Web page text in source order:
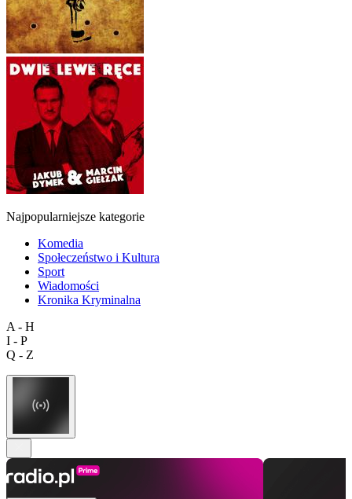
Najpopularniejsze kategorie
Komedia
Społeczeństwo i Kultura
Sport
Wiadomości
Kronika Kryminalna
A - H
I - P
Q - Z